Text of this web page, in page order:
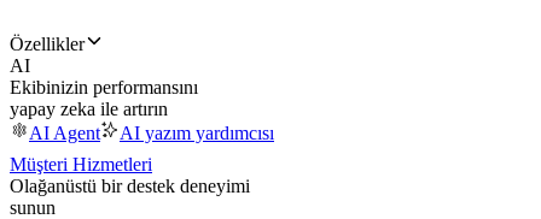
Özellikler
AI
Ekibinizin performansını
yapay zeka ile artırın
AI Agent
AI yazım yardımcısı
Müşteri Hizmetleri
Olağanüstü bir destek deneyimi
sunun